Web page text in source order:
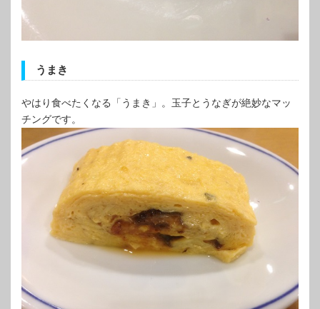
うまき
やはり食べたくなる「うまき」。玉子とうなぎが絶妙なマッ
チングです。